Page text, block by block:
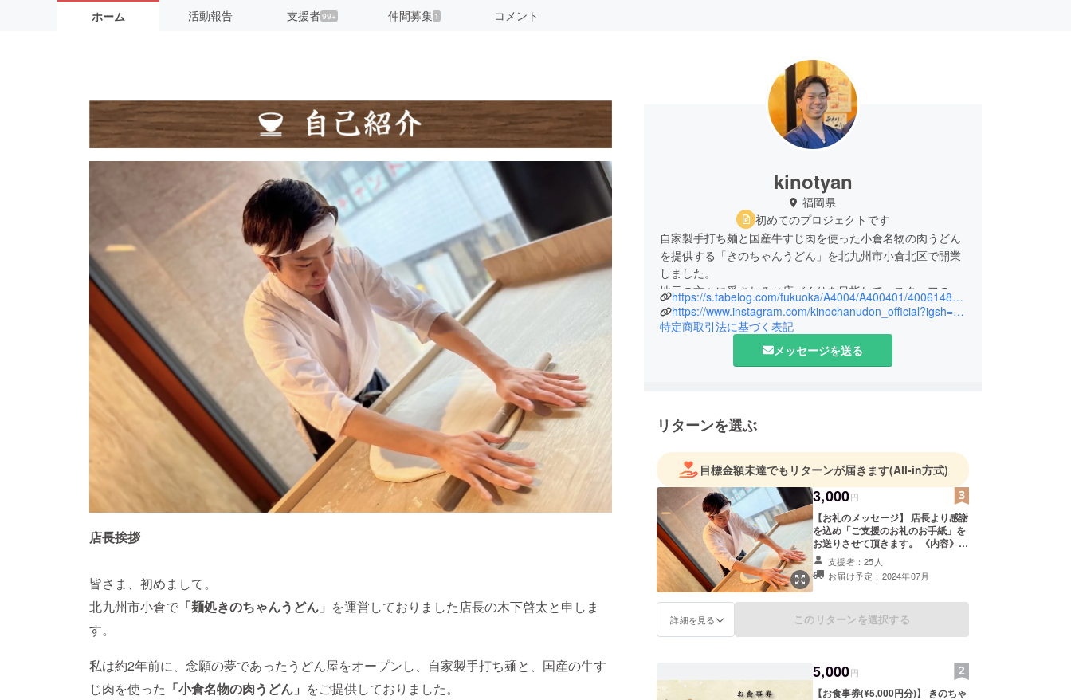
ホーム 活動報告 支援者99+ 仲間募集 1 コメント
店長挨拶
皆さま、初めまして。
北九州市小倉で 「麺処きのちゃんうどん」 を運営しておりました店長の木下啓太と申しま
す。
私は約2年前に、念願の夢であったうどん屋をオープンし、自家製手打ち麺と、国産の牛す
じ肉を使った 「小倉名物の肉うどん」 をご提供しておりました。
kinotyan
福岡県
初めてのプロジェクトです
自家製手打ち麺と国産牛すじ肉を使った小倉名物の肉うどん
を提供する「きのちゃんうどん」を北九州市小倉北区で開業
しました。
地元の方々に愛されるお店づくりを目指して、スタッフの https://s.tabelog.com/fukuoka/A4004/A400401/40061487/?fbclid=PAZXh0bgNhZW0CMTEAAaZg-H6Peny-5dd0H_l88CqyFlYsJbjsRoqNJ6kTmN2cVdiMt20KE7LrF-k_aem_AfpqRNEBtU2WuvKvj8k1h65pYn-LpCt9F0wZAryG5LEe-izNwdmbNTyaE7oEXc-ysmvCs0HmVv9iPZuXfmSzYdiD
https://www.instagram.com/kinochanudon_official?igsh=MTg1dWttNDY0d3Ziaw==
特定商取引法に基づく表記
メッセージを送る
リターンを選ぶ
目標金額未達でもリターンが届きます(All-in方式)
3,000円
【お礼のメッセージ】 店長より感謝
を込め「ご支援のお礼のお手紙」を
お送りさせて頂きます。 《内容》
・お礼のお手紙 ※ 3,000円以上で、
任意の金額を上乗せ設定できます
支援者：25人
お届け予定：2024年07月
詳細を見る このリターンを選択する
5,000円
【お食事券(¥5,000円分)】 きのちゃ